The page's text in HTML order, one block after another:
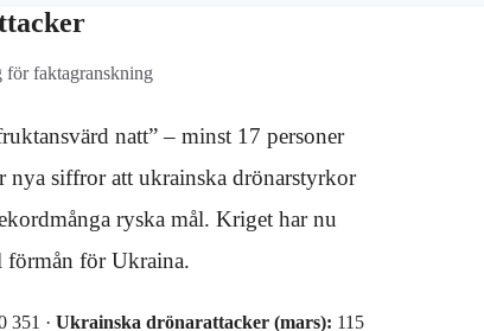
för faktagranskning
natt” – minst 17 personer
nya siffror att ukrainska drönarstyrkor
ryska mål. Kriget har nu
förmån för Ukraina.
351 · Ukrainska drönarattacker (mars): 115